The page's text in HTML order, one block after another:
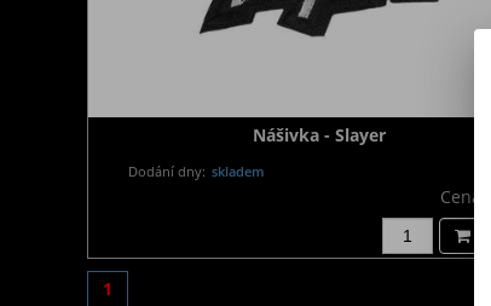
Nášivka - Slayer
Dodání dny: skladem
Cena:
1